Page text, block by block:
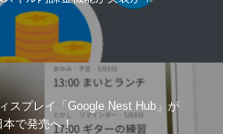
スプレイ「Google Nest Hub」が
本で発売へ！